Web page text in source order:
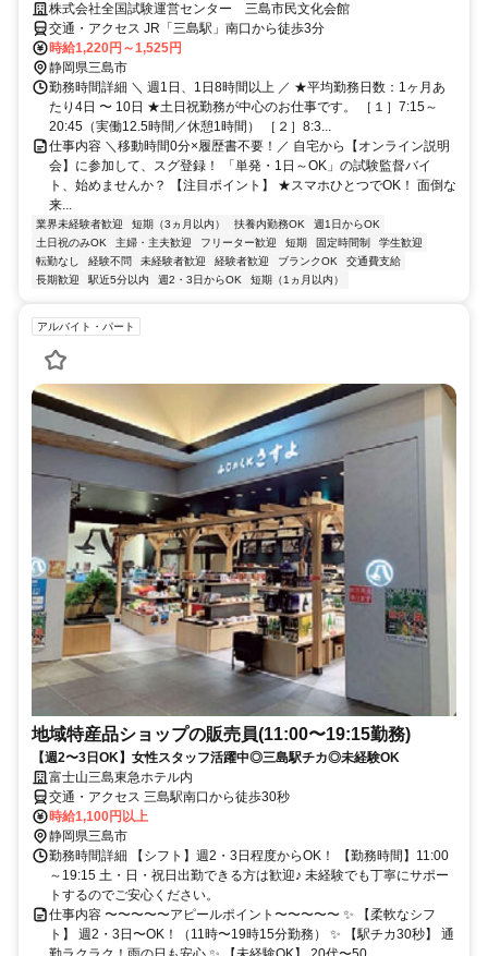
株式会社全国試験運営センター 三島市民文化会館
交通・アクセス JR「三島駅」南口から徒歩3分
時給1,220円～1,525円
静岡県三島市
勤務時間詳細 ＼ 週1日、1日8時間以上 ／ ★平均勤務日数：1ヶ月あ
たり4日 〜 10日 ★土日祝勤務が中心のお仕事です。 ［１］7:15～
20:45（実働12.5時間／休憩1時間） ［２］8:3...
仕事内容 ＼移動時間0分×履歴書不要！／ 自宅から【オンライン説明
会】に参加して、スグ登録！ 「単発・1日～OK」の試験監督バイ
ト、始めませんか？ 【注目ポイント】 ★スマホひとつでOK！ 面倒な
来...
業界未経験者歓迎 短期（3ヵ月以内） 扶養内勤務OK
週1日からOK
土日祝のみOK
主婦・主夫歓迎 フリーター歓迎 短期 固定時間制
学生歓迎
転勤なし
経験不問 未経験者歓迎 経験者歓迎 ブランクOK
交通費支給
長期歓迎
駅近5分以内 週2・3日からOK 短期（1ヵ月以内）
アルバイト・パート
地域特産品ショップの販売員(11:00〜19:15勤務)
【週2〜3日OK】女性スタッフ活躍中◎三島駅チカ◎未経験OK
富士山三島東急ホテル内
交通・アクセス 三島駅南口から徒歩30秒
時給1,100円以上
静岡県三島市
勤務時間詳細 【シフト】週2・3日程度からOK！ 【勤務時間】11:00
～19:15 土・日・祝日出勤できる方は歓迎♪ 未経験でも丁寧にサポー
トするのでご安心ください。
仕事内容 〜〜〜〜〜アピールポイント〜〜〜〜〜 ✨ 【柔軟なシフ
ト】 週2・3日〜OK！（11時〜19時15分勤務） ✨ 【駅チカ30秒】 通